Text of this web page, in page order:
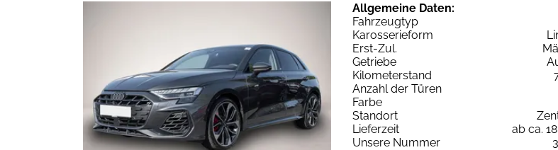
Allgemeine Daten:
Fahrzeugtyp
Karosserieform
Erst-Zul.
Getriebe
Kilometerstand
Anzahl der Türen
Farbe
Standort
Lieferzeit
ab ca.
Unsere Nummer